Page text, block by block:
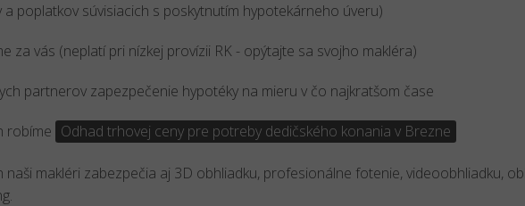
poplatkov súvisiacich s poskytnutím hypotekárneho úveru)
za vás (neplatí pri nízkej provízii RK - opýtajte sa svojho makléra)
partnerov zapezpečenie hypotéky na mieru v čo najkratšom čase
robíme Odhad trhovej ceny pre potreby dedičského konania v Brezne
naši makléri zabezpečia aj 3D obhliadku, profesionálne fotenie, videoobhliadku,